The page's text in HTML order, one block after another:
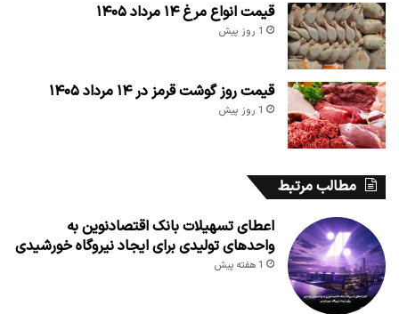
قیمت انواع مرغ ۱۴ مرداد ۱۴۰۵
1 روز پیش
قیمت روز گوشت قرمز در ۱۴ مرداد ۱۴۰۵
1 روز پیش
مطالب مرتبط
اعطای تسهیلات بانک اقتصادنوین به
واحدهای تولیدی برای ایجاد نیروگاه خورشیدی
1 هفته پیش